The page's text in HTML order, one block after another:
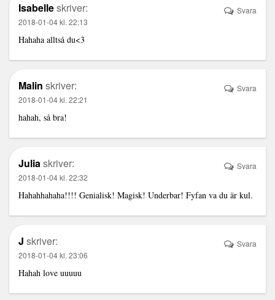
Isabelleskriver:
2018-01-04 kl. 22:13
Hahaha alltså du<3
Svara
Malin skriver:
2018-01-04 kl. 22:21
hahah, så bra!
Svara
Juliaskriver:
2018-01-04 kl. 22:32
Hahahhahaha!!!! Genialisk! Magisk! Underbar! Fyfan va du är kul.
Svara
J skriver:
2018-01-04 kl. 23:06
Hahah love uuuuu
Svara